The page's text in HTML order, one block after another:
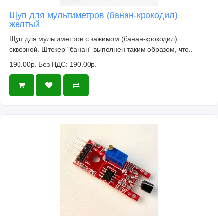
Щуп для мультиметров (банан-крокодил)
желтый
Щуп для мультиметров с зажимом (банан-крокодил)
сквозной. Штекер "банан" выполнен таким образом, что..
190.00р. Без НДС: 190.00р.